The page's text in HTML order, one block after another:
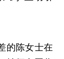
的陈女士在